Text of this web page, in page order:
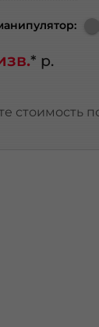
* р.
стоимость